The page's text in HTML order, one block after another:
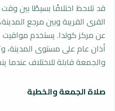
قد تلاحظ اختلافًا بسيطًا بين
القرى القريبة وبين مرجع
عن مركز كولدا. يستخدم
أذان عام على مستوى المدينة،
والجمعة قابلة للاختلاف
صلاة الجمعة والخطبة